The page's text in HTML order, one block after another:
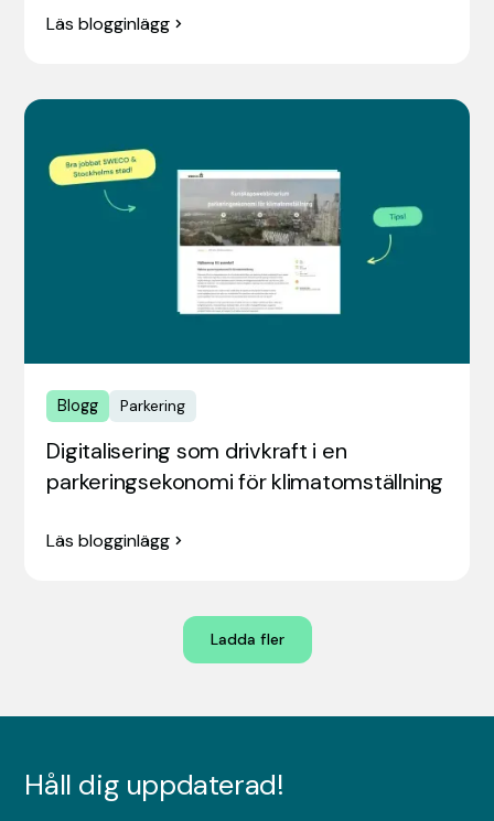
Läs blogginlägg
Blogg Parkering
Digitalisering som drivkraft i en
parkeringsekonomi för klimatomställning
Läs blogginlägg
Ladda fler
Håll dig uppdaterad!